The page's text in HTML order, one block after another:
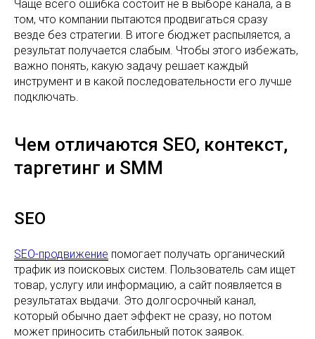
Чаще всего ошибка состоит не в выборе канала, а в
том, что компании пытаются продвигаться сразу
везде без стратегии. В итоге бюджет распыляется, а
результат получается слабым. Чтобы этого избежать,
важно понять, какую задачу решает каждый
инструмент и в какой последовательности его лучше
подключать.
Чем отличаются SEO, контекст,
таргетинг и SMM
SEO
SEO-продвижение помогает получать органический
трафик из поисковых систем. Пользователь сам ищет
товар, услугу или информацию, а сайт появляется в
результатах выдачи. Это долгосрочный канал,
который обычно дает эффект не сразу, но потом
может приносить стабильный поток заявок.